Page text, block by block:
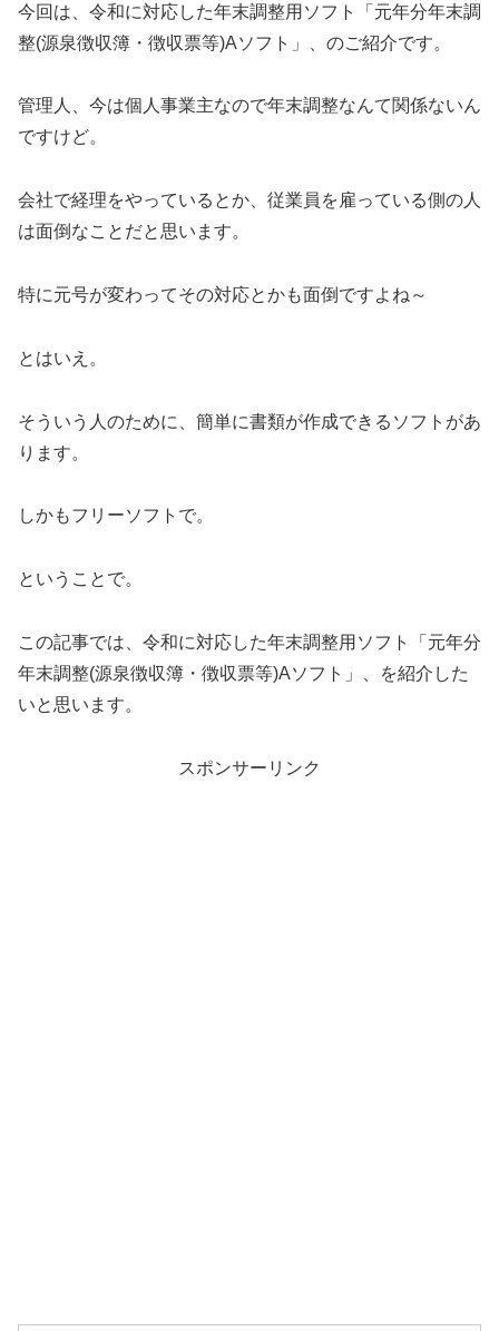
今回は、令和に対応した年末調整用ソフト「元年分年末調
整(源泉徴収簿・徴収票等)Aソフト」、のご紹介です。
管理人、今は個人事業主なので年末調整なんて関係ないん
ですけど。
会社で経理をやっているとか、従業員を雇っている側の人
は面倒なことだと思います。
特に元号が変わってその対応とかも面倒ですよね～
とはいえ。
そういう人のために、簡単に書類が作成できるソフトがあ
ります。
しかもフリーソフトで。
ということで。
この記事では、令和に対応した年末調整用ソフト「元年分
年末調整(源泉徴収簿・徴収票等)Aソフト」、を紹介した
いと思います。
スポンサーリンク